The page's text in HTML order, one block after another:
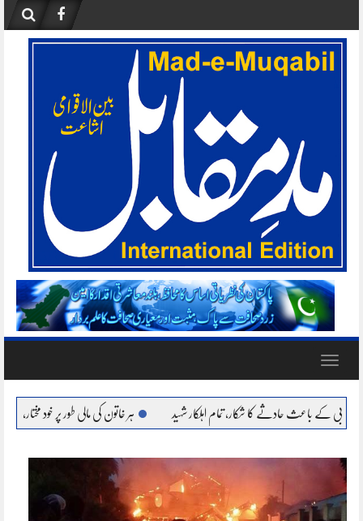
content
Toggle
کا شکار، تمام اہلکار شہید ہر خاتون کی مالی طور پر خود مختار، بااحتیار بنانا ہمارا عزم :